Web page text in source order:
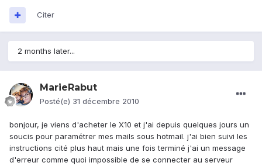
Citer
2 months later...
MarieRabut
Posté(e) 31 décembre 2010
bonjour, je viens d'acheter le X10 et j'ai depuis quelques jours un
soucis pour paramétrer mes mails sous hotmail. j'ai bien suivi les
instructions cité plus haut mais une fois terminé j'ai un message
d'erreur comme quoi impossible de se connecter au serveur